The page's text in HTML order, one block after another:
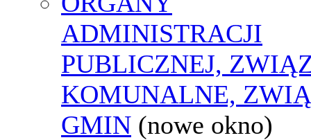
ADMINISTRACJI
PUBLICZNEJ,
KOMUNALNE,
GMIN (nowe okno)